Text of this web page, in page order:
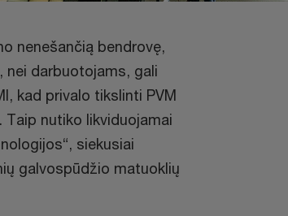
nenešančią bendrovę,
nei darbuotojams, gali
kad privalo tikslinti PVM
nutiko likviduojamai
siekusiai
galvospūdžio matuoklių